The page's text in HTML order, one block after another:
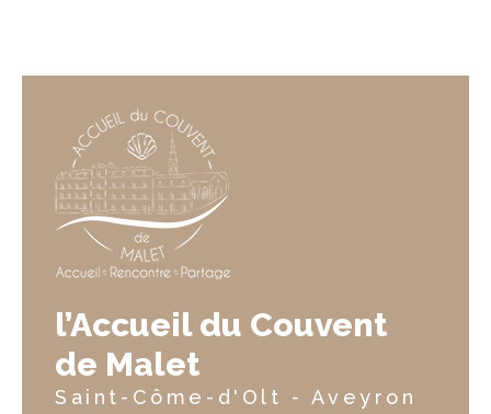
l’Accueil du Couvent
de Malet
Saint-Côme-d'Olt - Aveyron